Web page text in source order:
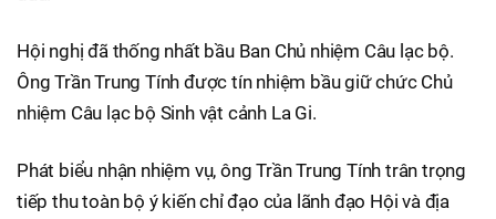
Hội nghị đã thống nhất bầu Ban Chủ nhiệm Câu lạc bộ.
Ông Trần Trung Tính được tín nhiệm bầu giữ chức Chủ
nhiệm Câu lạc bộ Sinh vật cảnh La Gi.
Phát biểu nhận nhiệm vụ, ông Trần Trung Tính trân trọng
tiếp thu toàn bộ ý kiến chỉ đạo của lãnh đạo Hội và địa